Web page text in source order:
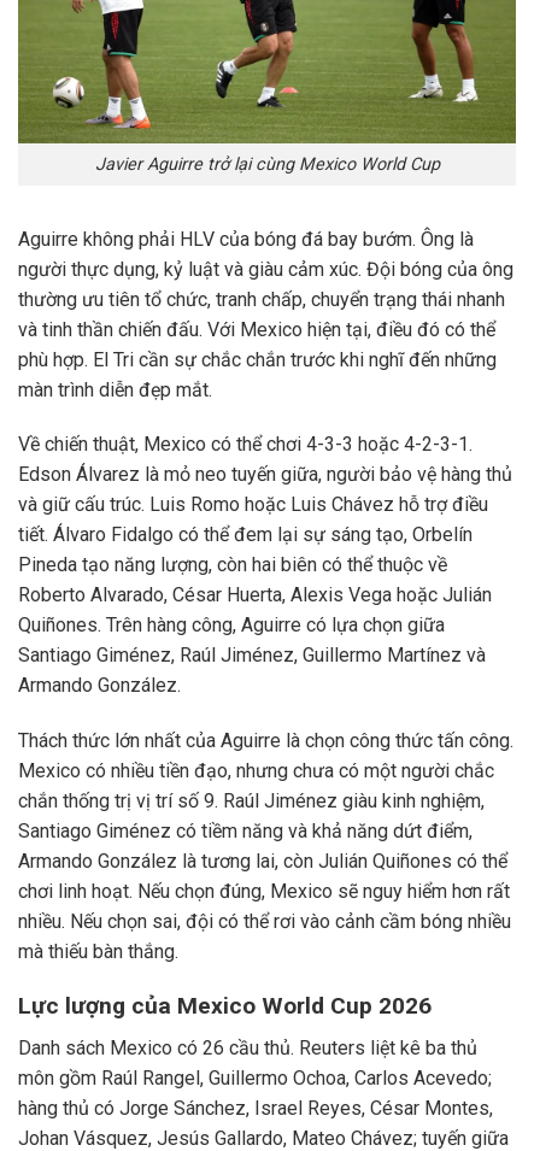
Javier Aguirre trở lại cùng Mexico World Cup
Aguirre không phải HLV của bóng đá bay bướm. Ông là
người thực dụng, kỷ luật và giàu cảm xúc. Đội bóng của ông
thường ưu tiên tổ chức, tranh chấp, chuyển trạng thái nhanh
và tinh thần chiến đấu. Với Mexico hiện tại, điều đó có thể
phù hợp. El Tri cần sự chắc chắn trước khi nghĩ đến những
màn trình diễn đẹp mắt.
Về chiến thuật, Mexico có thể chơi 4-3-3 hoặc 4-2-3-1.
Edson Álvarez là mỏ neo tuyến giữa, người bảo vệ hàng thủ
và giữ cấu trúc. Luis Romo hoặc Luis Chávez hỗ trợ điều
tiết. Álvaro Fidalgo có thể đem lại sự sáng tạo, Orbelín
Pineda tạo năng lượng, còn hai biên có thể thuộc về
Roberto Alvarado, César Huerta, Alexis Vega hoặc Julián
Quiñones. Trên hàng công, Aguirre có lựa chọn giữa
Santiago Giménez, Raúl Jiménez, Guillermo Martínez và
Armando González.
Thách thức lớn nhất của Aguirre là chọn công thức tấn công.
Mexico có nhiều tiền đạo, nhưng chưa có một người chắc
chắn thống trị vị trí số 9. Raúl Jiménez giàu kinh nghiệm,
Santiago Giménez có tiềm năng và khả năng dứt điểm,
Armando González là tương lai, còn Julián Quiñones có thể
chơi linh hoạt. Nếu chọn đúng, Mexico sẽ nguy hiểm hơn rất
nhiều. Nếu chọn sai, đội có thể rơi vào cảnh cầm bóng nhiều
mà thiếu bàn thắng.
Lực lượng của Mexico World Cup 2026
Danh sách Mexico có 26 cầu thủ. Reuters liệt kê ba thủ
môn gồm Raúl Rangel, Guillermo Ochoa, Carlos Acevedo;
hàng thủ có Jorge Sánchez, Israel Reyes, César Montes,
Johan Vásquez, Jesús Gallardo, Mateo Chávez; tuyến giữa